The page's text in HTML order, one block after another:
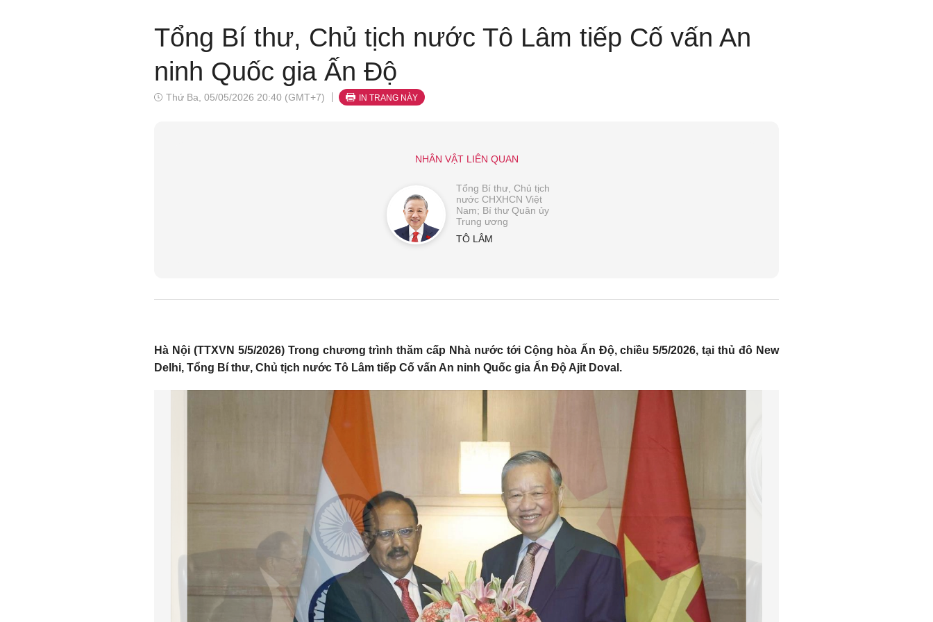
Tổng Bí thư, Chủ tịch nước Tô Lâm tiếp Cố vấn An
ninh Quốc gia Ấn Độ
Thứ Ba, 05/05/2026 20:40 (GMT+7) IN TRANG NÀY
NHÂN VẬT LIÊN QUAN
Tổng Bí thư, Chủ tịch
nước CHXHCN Việt
Nam; Bí thư Quân ủy
Trung ương
TÔ LÂM
Hà Nội (TTXVN 5/5/2026) Trong chương trình thăm cấp Nhà nước tới Cộng hòa Ấn Độ, chiều 5/5/2026, tại thủ đô New
Delhi, Tổng Bí thư, Chủ tịch nước Tô Lâm tiếp Cố vấn An ninh Quốc gia Ấn Độ Ajit Doval.